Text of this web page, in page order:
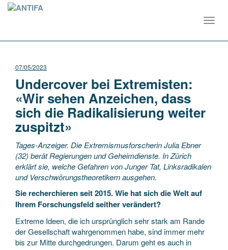
07/05/2023
Undercover bei Extremisten:
«Wir sehen Anzeichen, dass
sich die Radikalisierung weiter
zuspitzt»
Tages-Anzeiger. Die Extremismusforscherin Julia Ebner
(32) berät Regierungen und Geheimdienste. In Zürich
erklärt sie, welche Gefahren von Junger Tat, Linksradikalen
und Verschwörungstheoretikern ausgehen.
Sie recherchieren seit 2015. Wie hat sich die Welt auf
Ihrem Forschungsfeld seither verändert?
Extreme Ideen, die ich ursprünglich sehr stark am Rande
der Gesellschaft wahrgenommen habe, sind immer mehr
bis zur Mitte durchgedrungen. Darum geht es auch in